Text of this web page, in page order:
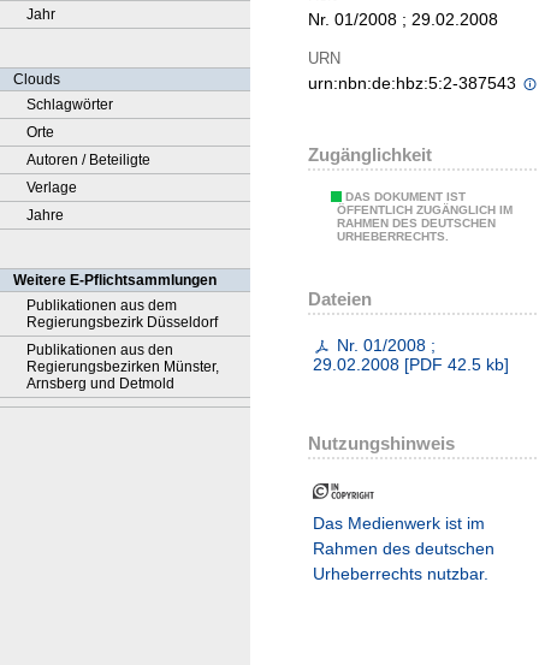
Jahr
Clouds
Schlagwörter
Orte
Autoren / Beteiligte
Verlage
Jahre
Weitere E-Pflichtsammlungen
Publikationen aus dem
Regierungsbezirk Düsseldorf
Publikationen aus den
Regierungsbezirken Münster,
Arnsberg und Detmold
Nr. 01/2008 ; 29.02.2008
URN
urn:nbn:de:hbz:5:2-387543
Zugänglichkeit
DAS DOKUMENT IST
ÖFFENTLICH ZUGÄNGLICH IM
RAHMEN DES DEUTSCHEN
URHEBERRECHTS.
Dateien
Nr. 01/2008 ;
29.02.2008 [PDF 42.5 kb]
Nutzungshinweis
Das Medienwerk ist im
Rahmen des deutschen
Urheberrechts nutzbar.